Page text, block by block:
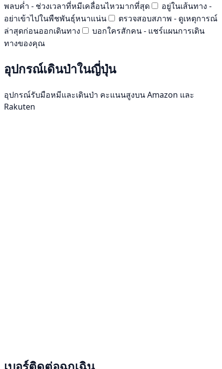
พลบค่ำ - ช่วงเวลาที่หมีเคลื่อนไหวมากที่สุด
อยู่ในเส้นทาง -
อย่าเข้าไปในพืชพันธุ์หนาแน่น
ตรวจสอบสภาพ - ดูเหตุการณ์
ล่าสุดก่อนออกเดินทาง
บอกใครสักคน - แชร์แผนการเดิน
ทางของคุณ
อุปกรณ์เดินป่าในญี่ปุ่น
อุปกรณ์รับมือหมีและเดินป่า คะแนนสูงบน Amazon และ
Rakuten